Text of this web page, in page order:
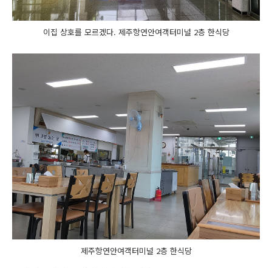
이집 상호를 모르겠다. 제주항연안여객터미널 2층 한식당
제주항연안여객터미널 2층 한식당